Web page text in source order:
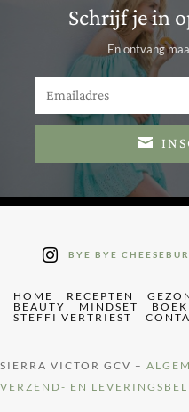
Schrijf je in
En ontvang
BYE BYE
HOME RECEPTEN
BEAUTY
MINDSET
STEFFI VERTRIEST
SIERRA VICTOR GCV –
VERZEND- EN